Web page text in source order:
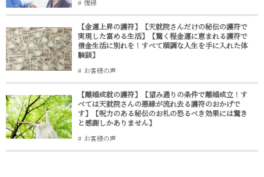
復縁
【金運上昇の護符】【天就院さんだけの秘伝の護符で
実現した富める生活】【驚く程金運に恵まれる護符で
借金生活に別れを！すべて順調な人生を手に入れた体
験談】
お客様の声
【離婚成就の護符】【望み通りの条件で離婚成立！す
べては天就院さんの悪縁が流れ去る護符のおかげで
す】【呪力のある秘伝のお札の恐るべき効果には驚き
と感謝しかありません】
お客様の声